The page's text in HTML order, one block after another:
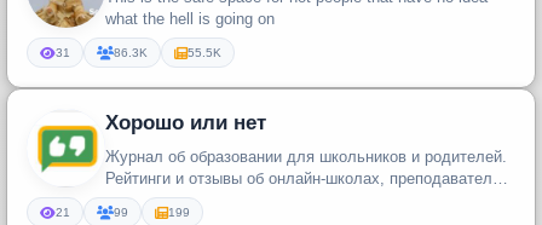
what the hell is going on
31 86.3K 55.5K
Хорошо или нет
Журнал об образовании для школьников и родителей.
Рейтинги и отзывы об онлайн-школах, преподавателях
и репетиторах. htt...
21 99 199